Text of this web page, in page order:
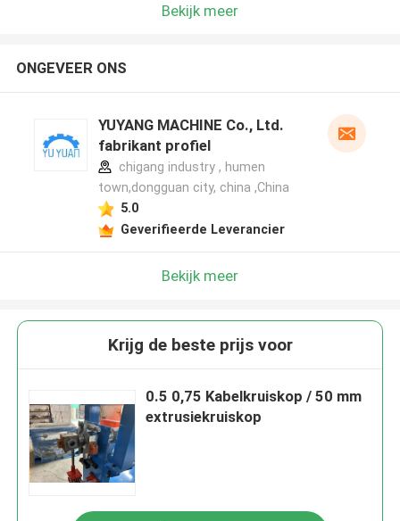
Bekijk meer
ONGEVEER ONS
YUYANG MACHINE Co., Ltd.
fabrikant profiel
chigang industry , humen
town,dongguan city, china ,China
5.0
Geverifieerde Leverancier
Bekijk meer
Krijg de beste prijs voor
0.5 0,75 Kabelkruiskop / 50 mm
extrusiekruiskop